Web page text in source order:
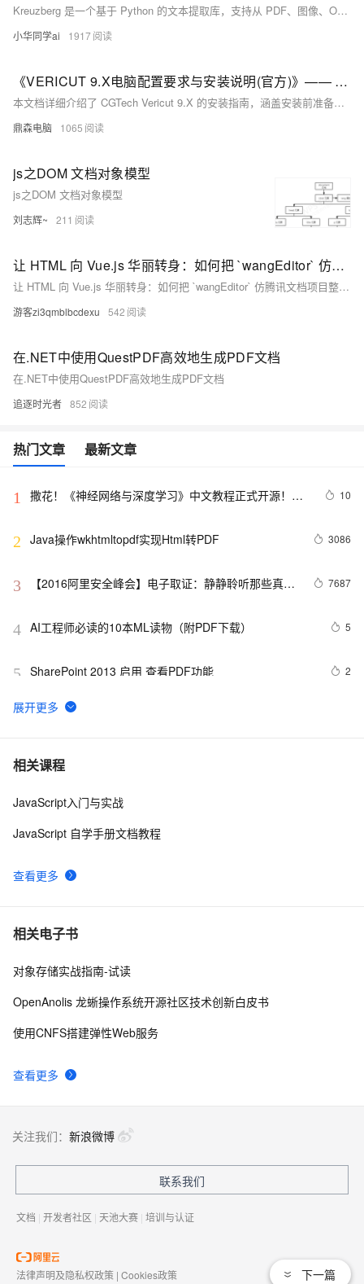
Kreuzberg 是一个基于 Python 的文本提取库，支持从 PDF、图像、Office 文档等 20+ 格式中提取文本内容。采用 MIT 开源协议，具备本地处理、异步架构、智能 OCR 等特性，特别适合需要隐私保护的文档处理场景。
小华同学ai 1917
《VERICUT 9.X电脑配置要求与安装说明(官方)》—— PDF文档
本文档详细介绍了 CGTech Vericut 9.X 的安装指南，涵盖安装前准备、安装流程、系统要求、故障排除、许可证配置及多种接口配置等内容，为用户提供全面的软件安装与配置指导。
鼎森电脑 1065
js之DOM 文档对象模型
js之DOM 文档对象模型
刘志辉~ 211
让 HTML 向 Vue.js 华丽转身：如何把 `wangEditor` 仿腾讯文档项目整合进 Vue.js
让 HTML 向 Vue.js 华丽转身：如何把 `wangEditor` 仿腾讯文档项目整合进 Vue.js
游客zi3qmblbcdexu 542
在.NET中使用QuestPDF高效地生成PDF文档
在.NET中使用QuestPDF高效地生成PDF文档
追逐时光者 852
热门文章 最新文章
1
撒花！《神经网络与深度学习》中文教程正式开源！全
10
2 Java操作wkhtmltopdf实现Html转PDF 3086
3
【2016阿里安全峰会】电子取证：静静聆听那些真相
7687
4 AI工程师必读的10本ML读物（附PDF下载） 5
5 SharePoint 2013 启用 查看PDF功能 2
6
7 跟着Nature学作图：R语言ggplot2散点栅格化能够减小
8 csdn 《程序员》杂志2011年第4期.pdf 下载链接。
文件工具
相关课程
查看更多
JavaScript入门与实战
JavaScript 自学手册文档教程
相关电子书
查看更多
对象存储实战指南-试读
OpenAnolis 龙蜥操作系统开源社区技术创新白皮书
使用CNFS搭建弹性Web服务
下一篇
关注我们： 新浪微博
联系我们
文档 | 开发者社区 | 天池大赛 | 培训与认证
法律声明及隐私权政策 | Cookies政策